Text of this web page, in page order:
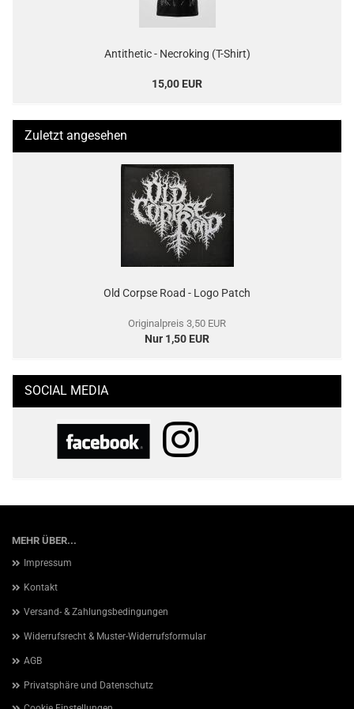
Antithetic - Necroking (T-Shirt)
15,00 EUR
Zuletzt angesehen
Old Corpse Road - Logo Patch
Originalpreis 3,50 EUR
Nur 1,50 EUR
SOCIAL MEDIA
MEHR ÜBER...
Impressum
Kontakt
Versand- & Zahlungsbedingungen
Widerrufsrecht & Muster-Widerrufsformular
AGB
Privatsphäre und Datenschutz